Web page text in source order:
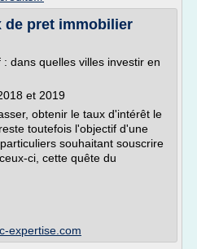
de pret immobilier
dans quelles villes investir en
et 2019
obtenir le taux d'intérêt le
toutefois l'objectif d'une
souhaitant souscrire
ci, cette quête du
expertise.com